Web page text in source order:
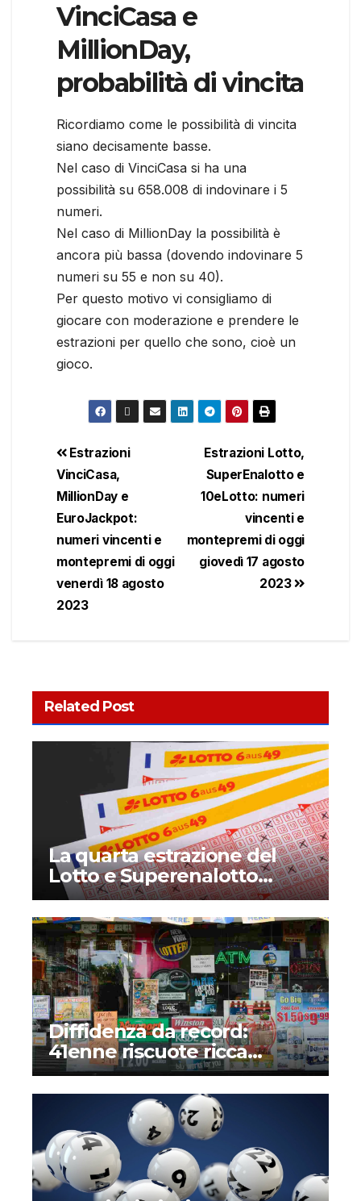
VinciCasa e
MillionDay,
probabilità di vincita
Ricordiamo come le possibilità di vincita
siano decisamente basse.
Nel caso di VinciCasa si ha una
possibilità su 658.008 di indovinare i 5
numeri.
Nel caso di MillionDay la possibilità è
ancora più bassa (dovendo indovinare 5
numeri su 55 e non su 40).
Per questo motivo vi consigliamo di
giocare con moderazione e prendere le
estrazioni per quello che sono, cioè un
gioco.
Estrazioni Lotto,
SuperEnalotto e
10eLotto: numeri
vincenti e
montepremi di oggi
giovedì 17 agosto
2023
Estrazioni
VinciCasa,
MillionDay e
EuroJackpot:
numeri vincenti e
montepremi di oggi
venerdì 18 agosto
2023
Related Post
La quarta estrazione del
Lotto e Superenalotto
diventerà permanente?
Quando inizia e che novità
introduce?
Diffidenza da record:
41enne riscuote ricca
vincita alla lotteria dopo
mesi – Il perché di una
storia assurda